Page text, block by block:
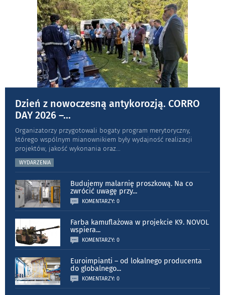
Dzień z nowoczesną antykorozją. CORRO
DAY 2026 –...
Organizatorzy przygotowali bogaty program merytoryczny,
którego wspólnym mianownikiem były wydajność realizacji
projektów, jakość wykonania oraz...
WYDARZENIA
Budujemy malarnię proszkową. Na co
zwrócić uwagę przy...
KOMENTARZY: 0
Farba kamuflażowa w projekcie K9. NOVOL
wspiera...
KOMENTARZY: 0
Euroimpianti – od lokalnego producenta
do globalnego...
KOMENTARZY: 0